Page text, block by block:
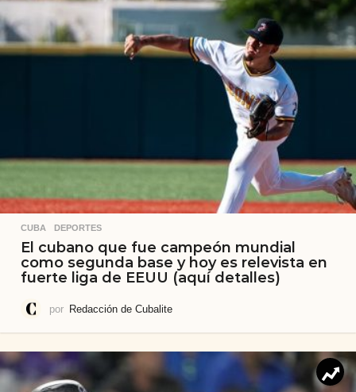
CUBA ,DEPORTES
El cubano que fue campeón mundial
como segunda base y hoy es relevista en
fuerte liga de EEUU (aquí detalles)
por Redacción de Cubalite